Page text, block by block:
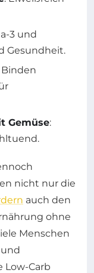
3 und
Gesundheit.
Binden
Gemüse:
nicht nur die
auch den
ohne
Menschen
Low-Carb